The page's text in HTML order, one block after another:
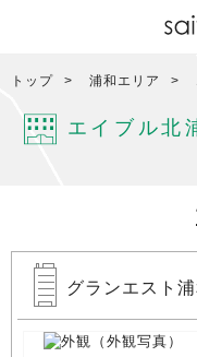
トップ 浦和エリア
エイブル北
グランエスト